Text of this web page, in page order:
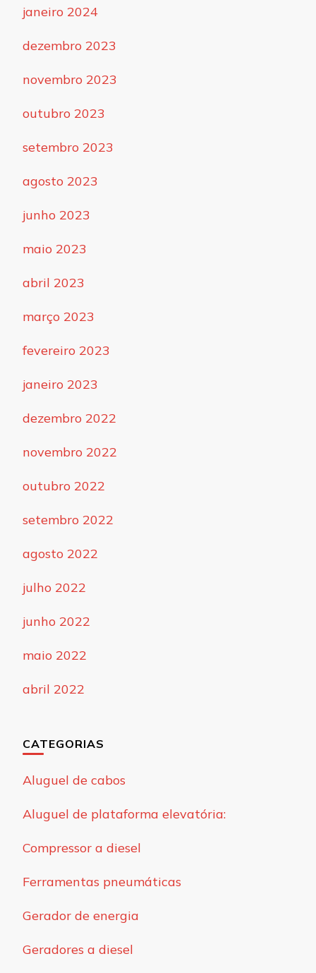
janeiro 2024
dezembro 2023
novembro 2023
outubro 2023
setembro 2023
agosto 2023
junho 2023
maio 2023
abril 2023
março 2023
fevereiro 2023
janeiro 2023
dezembro 2022
novembro 2022
outubro 2022
setembro 2022
agosto 2022
julho 2022
junho 2022
maio 2022
abril 2022
CATEGORIAS
Aluguel de cabos
Aluguel de plataforma elevatória:
Compressor a diesel
Ferramentas pneumáticas
Gerador de energia
Geradores a diesel